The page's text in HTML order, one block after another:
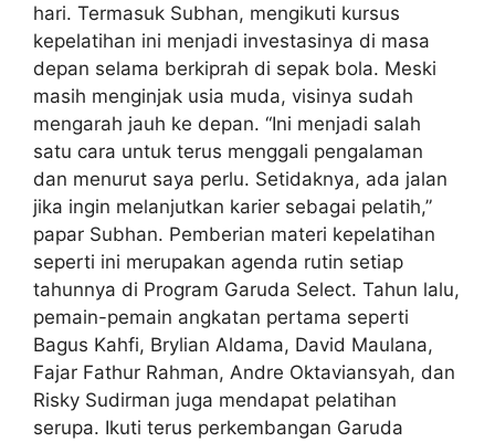
hari. Termasuk Subhan, mengikuti kursus
kepelatihan ini menjadi investasinya di masa
depan selama berkiprah di sepak bola. Meski
masih menginjak usia muda, visinya sudah
mengarah jauh ke depan. “Ini menjadi salah
satu cara untuk terus menggali pengalaman
dan menurut saya perlu. Setidaknya, ada jalan
jika ingin melanjutkan karier sebagai pelatih,”
papar Subhan. Pemberian materi kepelatihan
seperti ini merupakan agenda rutin setiap
tahunnya di Program Garuda Select. Tahun lalu,
pemain-pemain angkatan pertama seperti
Bagus Kahfi, Brylian Aldama, David Maulana,
Fajar Fathur Rahman, Andre Oktaviansyah, dan
Risky Sudirman juga mendapat pelatihan
serupa. Ikuti terus perkembangan Garuda